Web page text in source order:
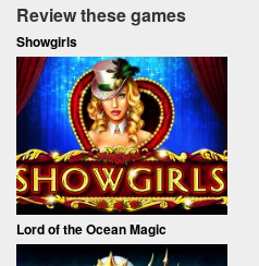
Review these games
Showgirls
Lord of the Ocean Magic